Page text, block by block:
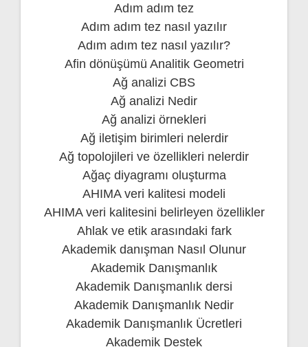
Adım adım tez
Adım adım tez nasıl yazılır
Adım adım tez nasıl yazılır?
Afin dönüşümü Analitik Geometri
Ağ analizi CBS
Ağ analizi Nedir
Ağ analizi örnekleri
Ağ iletişim birimleri nelerdir
Ağ topolojileri ve özellikleri nelerdir
Ağaç diyagramı oluşturma
AHIMA veri kalitesi modeli
AHIMA veri kalitesini belirleyen özellikler
Ahlak ve etik arasındaki fark
Akademik danışman Nasıl Olunur
Akademik Danışmanlık
Akademik Danışmanlık dersi
Akademik Danışmanlık Nedir
Akademik Danışmanlık Ücretleri
Akademik Destek